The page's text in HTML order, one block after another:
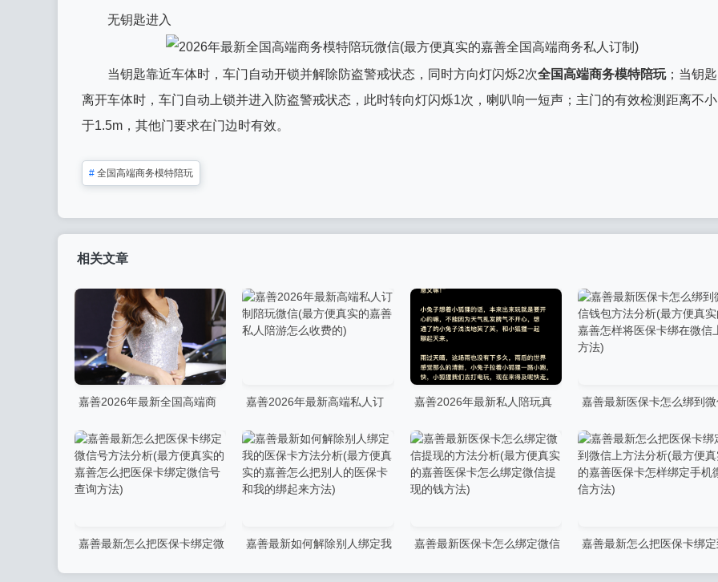
无钥匙进入
当钥匙靠近车体时，车门自动开锁并解除防盗警戒状态，同时方向灯闪烁2次全国高端商务模特陪玩；当钥匙
离开车体时，车门自动上锁并进入防盗警戒状态，此时转向灯闪烁1次，喇叭响一短声；主门的有效检测距离不小
于1.5m，其他门要求在门边时有效。
# 全国高端商务模特陪玩
相关文章
嘉善2026年最新全国高端商
嘉善全国高端商务私人订制)
嘉善2026年最新高端私人订
私人陪游怎么收费的)
嘉善2026年最新私人陪玩真
的嘉善私人订制陪玩)
嘉善最新医保卡怎么绑到
善怎样将医保卡绑在微信上
法)
嘉善最新怎么把医保卡绑定微
嘉善最新如何解除别人绑定我
嘉善最新医保卡怎么绑定微信
嘉善最新怎么把医保卡绑